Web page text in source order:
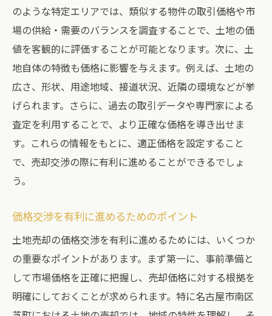
のような特定エリアでは、類似する物件の取引価格や市
場の供給・需要のバランスを調査することで、土地の価
値を客観的に評価することが可能となります。次に、土
地自体の特徴も価格に影響を与えます。例えば、土地の
広さ、形状、用途地域、接道状況、近隣の環境などが挙
げられます。さらに、過去の取引データや専門家による
査定を利用することで、より正確な価格を導き出せま
す。これらの情報をもとに、適正価格を設定すること
で、売却交渉の際に有利に進めることができるでしょ
う。
価格交渉を有利に進めるためのポイント
土地売却の価格交渉を有利に進めるためには、いくつか
の重要なポイントがあります。まず第一に、事前準備と
して市場価格を正確に把握し、売却価格に対する根拠を
明確にしておくことが求められます。特に名古屋市南区